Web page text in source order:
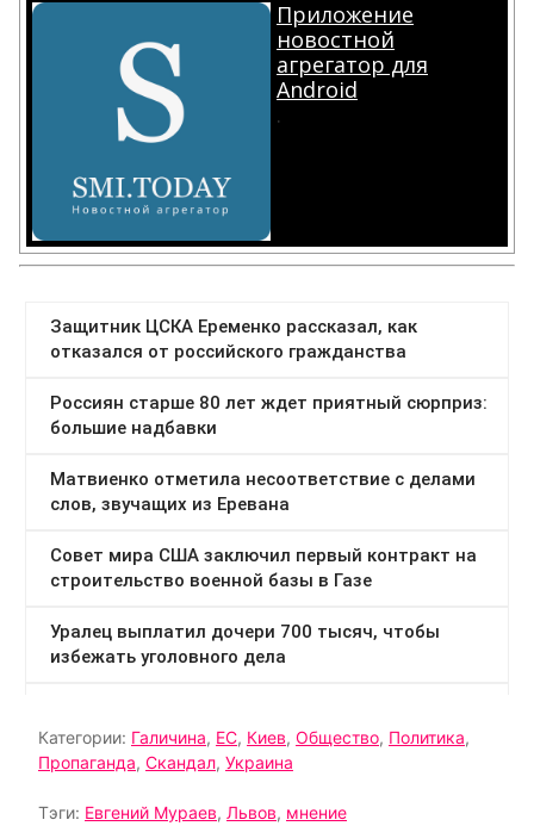
Приложение
новостной
агрегатор для
Android
.
Категории: Галичина, ЕС, Киев, Общество, Политика,
Пропаганда, Скандал, Украина
Тэги: Евгений Мураев, Львов, мнение